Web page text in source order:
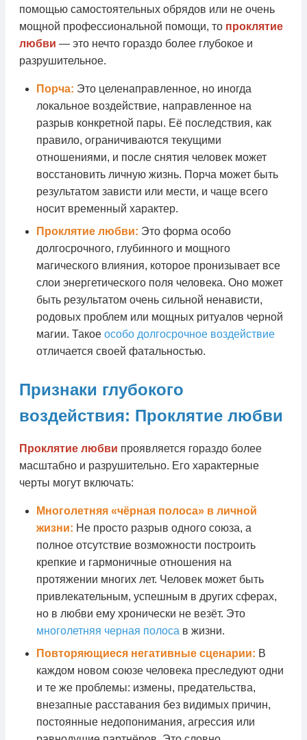
помощью самостоятельных обрядов или не очень
мощной профессиональной помощи, то проклятие
любви — это нечто гораздо более глубокое и
разрушительное.
Порча: Это целенаправленное, но иногда
локальное воздействие, направленное на
разрыв конкретной пары. Её последствия, как
правило, ограничиваются текущими
отношениями, и после снятия человек может
восстановить личную жизнь. Порча может быть
результатом зависти или мести, и чаще всего
носит временный характер.
Проклятие любви: Это форма особо
долгосрочного, глубинного и мощного
магического влияния, которое пронизывает все
слои энергетического поля человека. Оно может
быть результатом очень сильной ненависти,
родовых проблем или мощных ритуалов черной
магии. Такое особо долгосрочное воздействие
отличается своей фатальностью.
Признаки глубокого
воздействия: Проклятие любви
Проклятие любви проявляется гораздо более
масштабно и разрушительно. Его характерные
черты могут включать:
Многолетняя «чёрная полоса» в личной
жизни: Не просто разрыв одного союза, а
полное отсутствие возможности построить
крепкие и гармоничные отношения на
протяжении многих лет. Человек может быть
привлекательным, успешным в других сферах,
но в любви ему хронически не везёт. Это
многолетняя черная полоса в жизни.
Повторяющиеся негативные сценарии: В
каждом новом союзе человека преследуют одни
и те же проблемы: измены, предательства,
внезапные расставания без видимых причин,
постоянные недопонимания, агрессия или